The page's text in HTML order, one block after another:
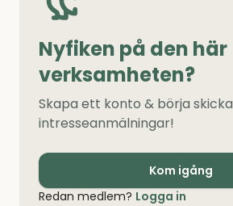
Nyfiken på den här
verksamheten?
Skapa ett konto & börja skicka
intresseanmälningar!
Kom igång
Redan medlem? Logga in